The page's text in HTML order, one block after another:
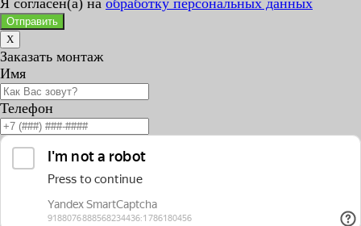
Отправить
X
Заказать монтаж
Имя
Телефон